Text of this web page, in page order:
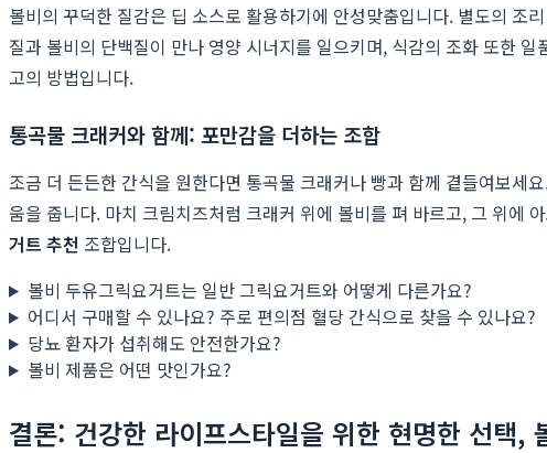
볼비의 꾸덕한 질감은 딥 소스로 활용하기에 안성맞춤입니다. 별도의 조
질과 볼비의 단백질이 만나 영양 시너지를 일으키며, 식감의 조화 또한
고의 방법입니다.
통곡물 크래커와 함께: 포만감을 더하는 조합
조금 더 든든한 간식을 원한다면 통곡물 크래커나 빵과 함께 곁들여보세
움을 줍니다. 마치 크림치즈처럼 크래커 위에 볼비를 펴 바르고, 그 위에
거트 추천 조합입니다.
볼비 두유그릭요거트는 일반 그릭요거트와 어떻게 다른가요?
어디서 구매할 수 있나요? 주로 편의점 혈당 간식으로 찾을 수 있나요?
당뇨 환자가 섭취해도 안전한가요?
볼비 제품은 어떤 맛인가요?
결론: 건강한 라이프스타일을 위한 현명한 선택,